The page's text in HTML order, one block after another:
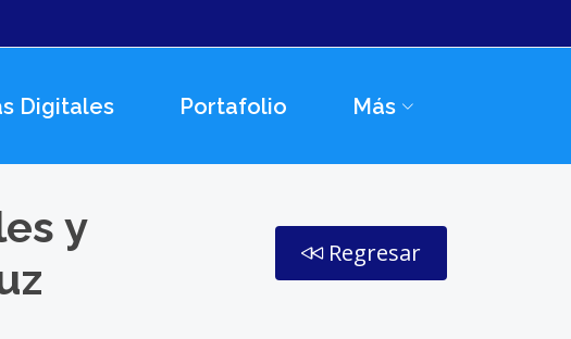
Digitales Portafolio Más
y
Regresar